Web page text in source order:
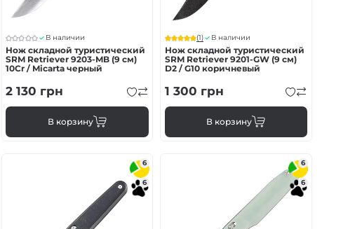
В наличии
Нож складной туристический
SRM Retriever 9203-MB (9 см)
10Cr / Micarta черный
2 130 грн
В корзину
(1) В наличии
Нож складной туристический
SRM Retriever 9201-GW (9 см)
D2 / G10 коричневый
1 300 грн
В корзину
6
6
6
6